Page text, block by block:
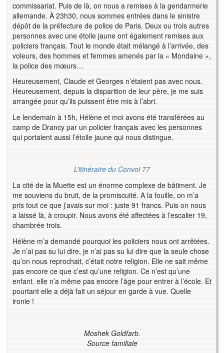
commissariat. Puis de là, on nous a remises à la gendarmerie
allemande. À 23h30, nous sommes entrées dans le sinistre
dépôt de la préfecture de police de Paris. Deux ou trois autres
personnes avec une étoile jaune ont également remises aux
policiers français. Tout le monde était mélangé à l’arrivée, des
voleurs, des hommes et femmes amenés par la « Mondaine »,
la police des mœurs…
Heureusement, Claude et Georges n’étaient pas avec nous.
Heureusement, depuis la disparition de leur père, je me suis
arrangée pour qu’ils puissent être mis à l’abri.
Le lendemain à 15h, Hélène et moi avons été transférées au
camp de Drancy par un policier français avec les personnes
qui portaient aussi l’étoile jaune qui nous distingue.
L’itinéraire du Convoi 77
La cité de la Muette est un énorme complexe de bâtiment. Je
me souviens du bruit, de la promiscuité. A la fouille, on m’a
pris tout ce que j’avais sur moi : juste 91 francs. Puis on nous
a laissé là, à croupir. Nous avons été affectées à l’escalier 19,
chambrée trois.
Hélène m’a demandé pourquoi les policiers nous ont arrêtées.
Je n’ai pas su lui dire, je n’ai pas su lui dire que la seule chose
qu’on nous reprochait, c’était notre religion. Elle ne sait même
pas encore ce que c’est qu’une religion. Ce n’est qu’une
enfant. elle n’a même pas encore l’âge pour entrer à l’école. Et
pourtant elle a déjà fait un séjour en garde à vue. Quelle
ironie !
Moshek Goldfarb.
Source familiale